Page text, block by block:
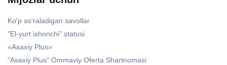
Ko'p so'raladigan savollar
"El-yurt ishonchi" statusi
«Asaxiy Plus»
"Asaxiy Plus" Ommaviy Oferta Shartnomasi